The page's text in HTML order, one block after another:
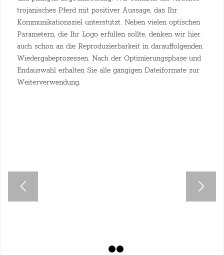
trojanisches Pferd mit positiver Aussage, das Ihr
Kommunikationsziel unterstützt. Neben vielen optischen
Parametern, die Ihr Logo erfüllen sollte, denken wir hier
auch schon an die Reproduzierbarkeit in darauffolgenden
Wiedergabeprozessen. Nach der Optimierungsphase und
Endauswahl erhalten Sie alle gängigen Dateiformate zur
Weiterverwendung.